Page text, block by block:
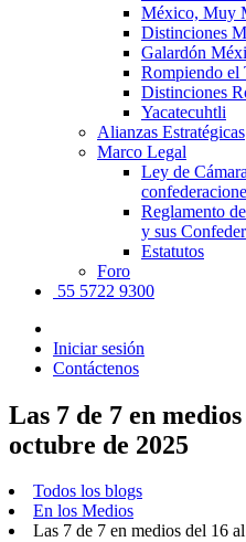
México, Muy
Distinciones
Galardón
Rompiendo el
Distinciones
Yacatecuhtli
Alianzas Estratégicas
Marco Legal
Ley de
Reglamento
y sus
Estatutos
Foro
55 5722 9300
Iniciar sesión
Contáctenos
Las 7 de 7 en
octubre de 2025
Todos los blogs
En los Medios
Las 7 de 7 en medios del 16